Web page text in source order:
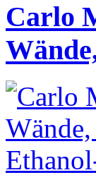
Carlo